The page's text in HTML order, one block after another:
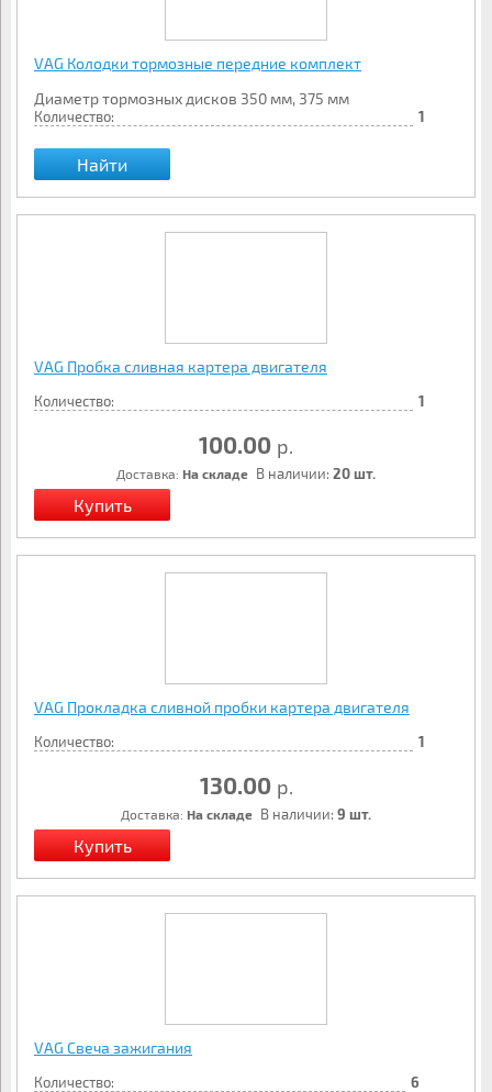
VAG Колодки тормозные передние комплект
Диаметр тормозных дисков 350 мм, 375 мм
Количество: 1
Найти
VAG Пробка сливная картера двигателя
Количество: 1
100.00 р.
Доставка: На складе В наличии: 20 шт.
VAG Прокладка сливной пробки картера двигателя
Количество: 1
130.00 р.
Доставка: На складе В наличии: 9 шт.
VAG Свеча зажигания
Количество: 6